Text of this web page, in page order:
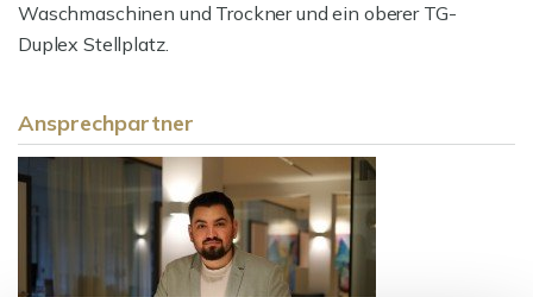
Waschmaschinen und Trockner und ein oberer TG-
Duplex Stellplatz.
Ansprechpartner